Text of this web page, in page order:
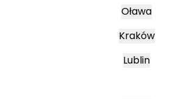
Oława
Kraków
Lublin